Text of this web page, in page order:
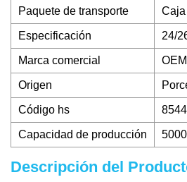
Paquete de transporte Caja
Especificación 24/
Marca comercial OEM
Origen
Código hs
Capacidad de producción
Descripción del